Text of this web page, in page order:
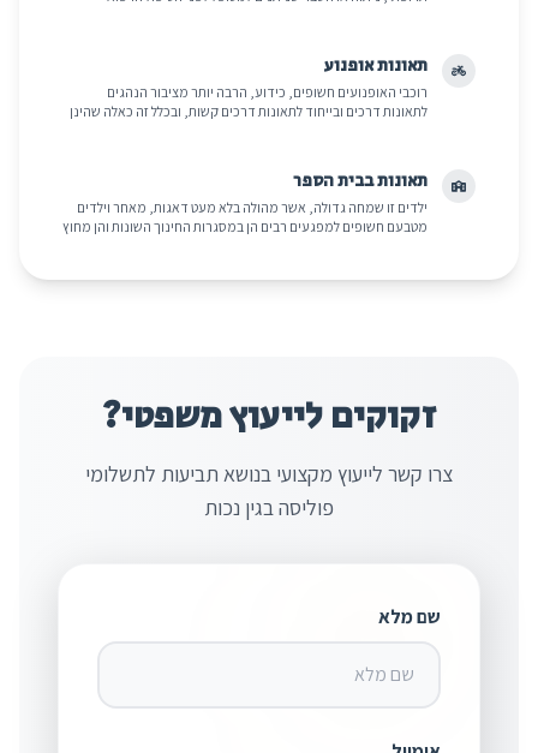
תאונות אופנוע
רוכבי האופנועים חשופים, כידוע, הרבה יותר מציבור הנהגים
לתאונות דרכים ובייחוד לתאונות דרכים קשות, ובכלל זה כאלה שהינן
תאונות בבית הספר
ילדים זו שמחה גדולה, אשר מהולה בלא מעט דאגות, מאחר וילדים
מטבעם חשופים למפגעים רבים הן במסגרות החינוך השונות והן מחוץ
זקוקים לייעוץ משפטי?
צרו קשר לייעוץ מקצועי בנושא תביעות לתשלומי
פוליסה בגין נכות
שם מלא